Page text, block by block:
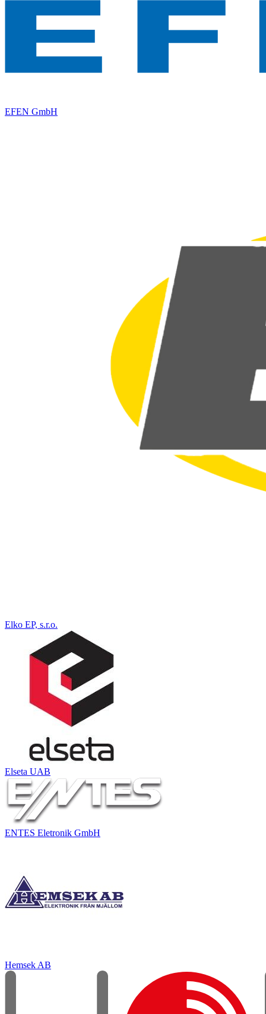
EFEN GmbH
Elko EP, s.r.o.
Elseta UAB
ENTES Eletronik GmbH
Hemsek AB